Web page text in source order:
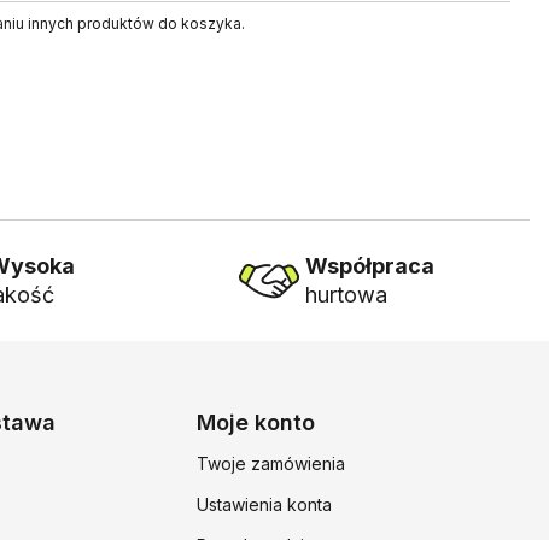
innych produktów do koszyka.
Współpraca
hurtowa
Moje konto
Twoje zamówienia
Ustawienia konta